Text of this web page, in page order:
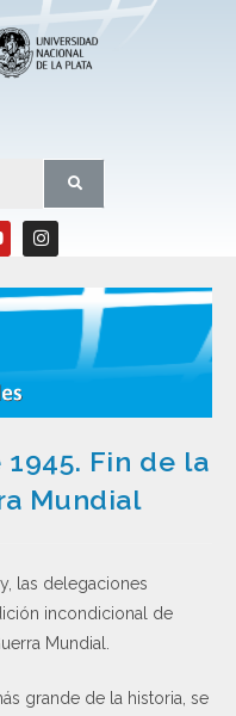
Fin de la
Mundial
las delegaciones
incondicional de
Mundial.
grande de la historia, se